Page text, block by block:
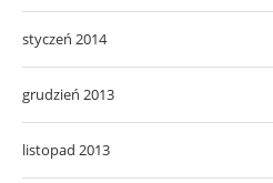
styczeń 2014
grudzień 2013
listopad 2013